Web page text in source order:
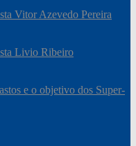
Vitor Azevedo Pereira
Livio Ribeiro
e o objetivo dos Super-